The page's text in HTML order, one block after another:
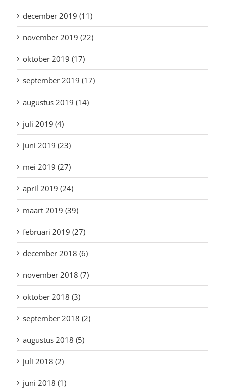
december 2019 (11)
november 2019 (22)
oktober 2019 (17)
september 2019 (17)
augustus 2019 (14)
juli 2019 (4)
juni 2019 (23)
mei 2019 (27)
april 2019 (24)
maart 2019 (39)
februari 2019 (27)
december 2018 (6)
november 2018 (7)
oktober 2018 (3)
september 2018 (2)
augustus 2018 (5)
juli 2018 (2)
juni 2018 (1)